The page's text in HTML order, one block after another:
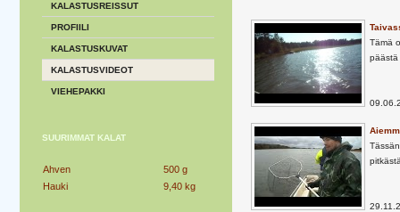
KALASTUSREISSUT
PROFIILI
KALASTUSKUVAT
KALASTUSVIDEOT
VIEHEPAKKI
SUURIMMAT KALAT
Ahven
500 g
Hauki
9,40 kg
Tämä
päästä